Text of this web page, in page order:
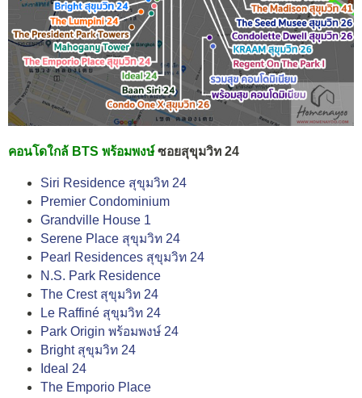
คอนโดใกล้ BTS พร้อมพงษ์ ซอยสุขุมวิท 24
Siri Residence สุขุมวิท 24
Premier Condominium
Grandville House 1
Serene Place สุขุมวิท 24
Pearl Residences สุขุมวิท 24
N.S. Park Residence
The Crest สุขุมวิท 24
Le Raffiné สุขุมวิท 24
Park Origin พร้อมพงษ์ 24
Bright สุขุมวิท 24
Ideal 24
The Emporio Place